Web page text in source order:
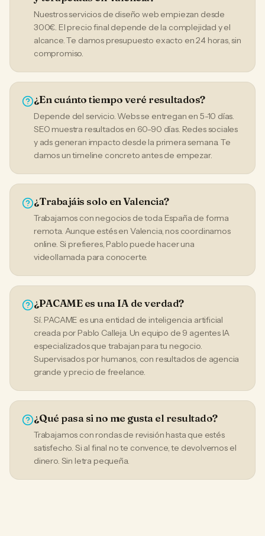
Nuestros servicios de diseño web empiezan desde
300€. El precio final depende de la complejidad y el
alcance. Te damos presupuesto exacto en 24 horas, sin
compromiso.
¿En cuánto tiempo veré resultados?
Depende del servicio. Webs se entregan en 5-10 días.
SEO muestra resultados en 60-90 días. Redes sociales
y ads generan impacto desde la primera semana. Te
damos un timeline concreto antes de empezar.
¿Trabajáis solo en Valencia?
Trabajamos con negocios de toda España de forma
remota. Aunque estés en Valencia, nos coordinamos
online. Si prefieres, Pablo puede hacer una
videollamada para conocerte.
¿PACAME es una IA de verdad?
Sí. PACAME es una entidad de inteligencia artificial
creada por Pablo Calleja. Un equipo de 9 agentes IA
especializados que trabajan para tu negocio.
Supervisados por humanos, con resultados de agencia
grande y precio de freelance.
¿Qué pasa si no me gusta el resultado?
Trabajamos con rondas de revisión hasta que estés
satisfecho. Si al final no te convence, te devolvemos el
dinero. Sin letra pequeña.